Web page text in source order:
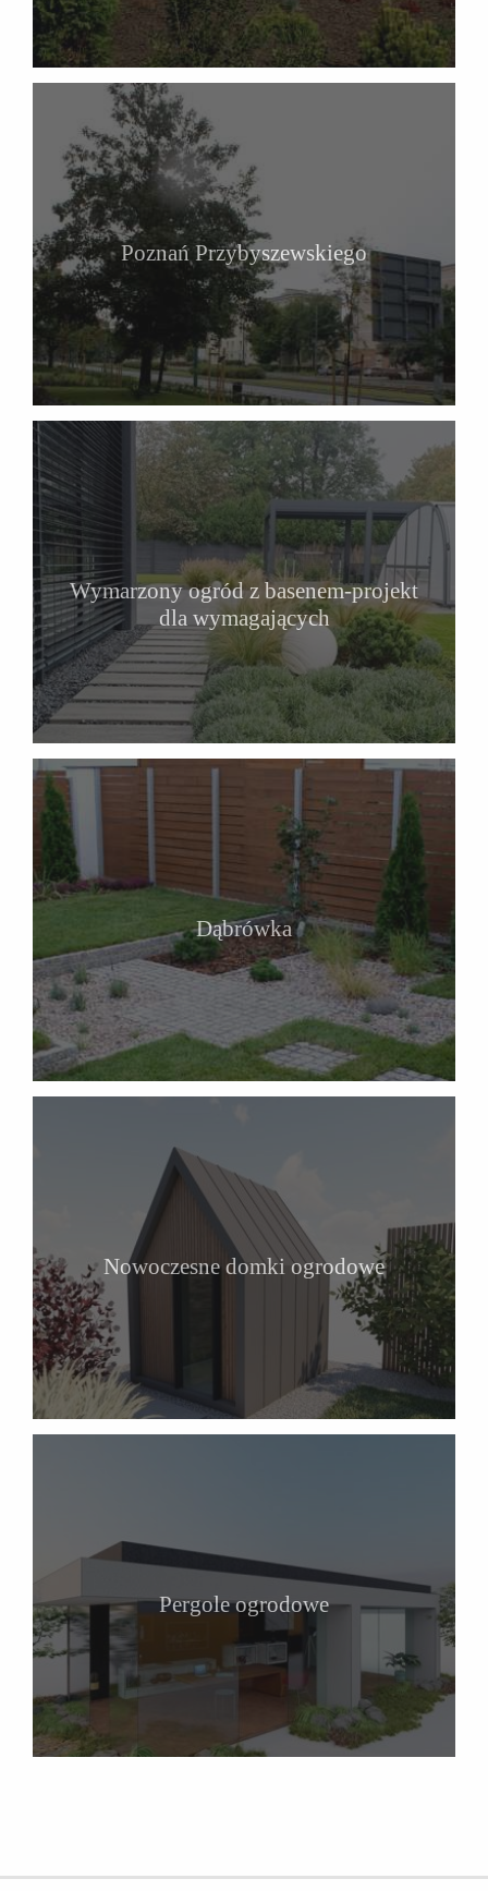
Poznań Przybyszewskiego
Wymarzony ogród z basenem-projekt
dla wymagających
Dąbrówka
Nowoczesne domki ogrodowe
Pergole ogrodowe